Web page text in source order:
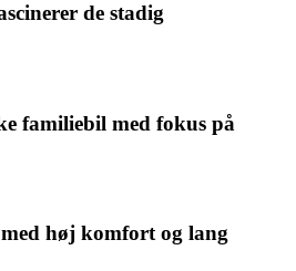
de stadig
familiebil med fokus på
høj komfort og lang